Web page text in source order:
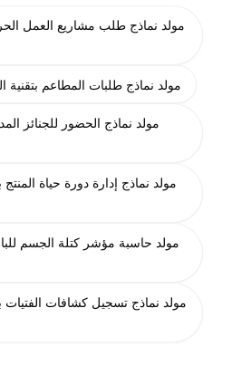
مولد نماذج طلب مشاريع العمل الحر
مولد نماذج طلبات المطاعم بتقنية
مولد نماذج الحضور للجنائز
مولد نماذج إدارة دورة حياة
مولد حاسبة مؤشر كتلة الجسم
مولد نماذج تسجيل كشافات الفتيات